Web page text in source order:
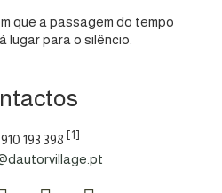
que a passagem do tempo
lugar para o silêncio.
193 398 [1]